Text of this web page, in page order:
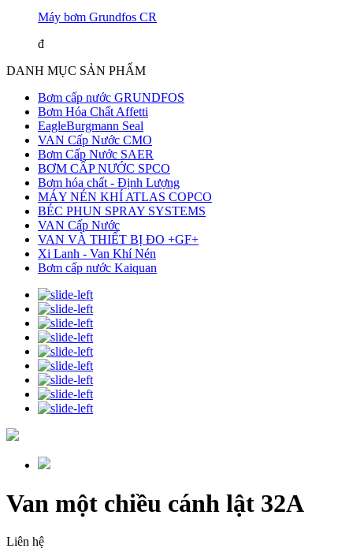
Máy bơm Grundfos CR
đ
DANH MỤC SẢN PHẨM
Bơm cấp nước GRUNDFOS
Bơm Hóa Chất Affetti
EagleBurgmann Seal
VAN Cấp Nước CMO
Bơm Cấp Nước SAER
BƠM CẤP NƯỚC SPCO
Bơm hóa chất - Định Lượng
MÁY NÉN KHÍ ATLAS COPCO
BÉC PHUN SPRAY SYSTEMS
VAN Cấp Nước
VAN VÀ THIẾT BỊ ĐO +GF+
Xi Lanh - Van Khí Nén
Bơm cấp nước Kaiquan
Van một chiều cánh lật 32A
Liên hệ